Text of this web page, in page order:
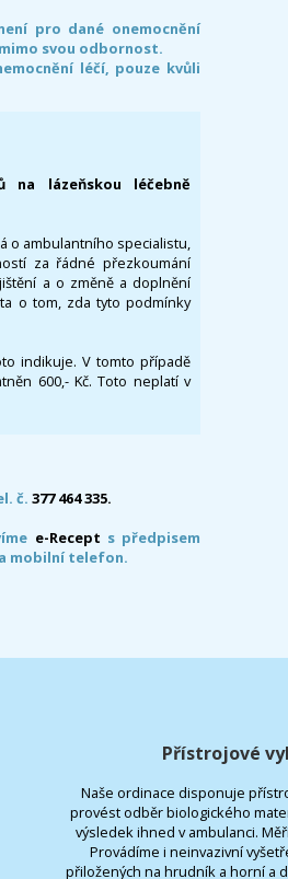
pro dané onemocnění
svou odbornost.
léčí, pouze kvůli
na lázeňskou léčebně
o ambulantního specialistu,
za řádné přezkoumání
a o změně a doplnění
o tom, zda tyto podmínky
indikuje. V tomto případě
600,- Kč. Toto neplatí v
č. 377 464 335.
e-Recept s předpisem
mobilní telefon.
Přístrojové
Naše ordinace disponuje
provést odběr biologického
výsledek ihned v ambulanci.
Provádíme i neinvazivní
přiložených na hrudník a horní a